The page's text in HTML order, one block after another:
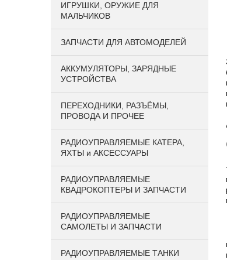
ИГРУШКИ, ОРУЖИЕ ДЛЯ
МАЛЬЧИКОВ
ЗАПЧАСТИ ДЛЯ АВТОМОДЕЛЕЙ
АККУМУЛЯТОРЫ, ЗАРЯДНЫЕ
УСТРОЙСТВА
ПЕРЕХОДНИКИ, РАЗЪЁМЫ,
ПРОВОДА И ПРОЧЕЕ
РАДИОУПРАВЛЯЕМЫЕ КАТЕРА,
ЯХТЫ и АКСЕССУАРЫ
РАДИОУПРАВЛЯЕМЫЕ
КВАДРОКОПТЕРЫ И ЗАПЧАСТИ
РАДИОУПРАВЛЯЕМЫЕ
САМОЛЕТЫ И ЗАПЧАСТИ
РАДИОУПРАВЛЯЕМЫЕ ТАНКИ